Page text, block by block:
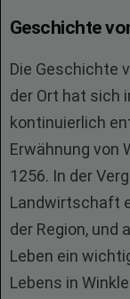
Geschichte
Die Geschichte
der Ort hat sich
kontinuierlich
Erwähnung von
1256. In der
Landwirtschaft
der Region, und
Leben ein
Lebens in